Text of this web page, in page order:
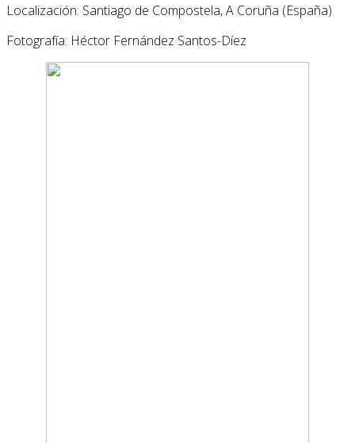
Localización: Santiago de Compostela, A Coruña (España)
Fotografía: Héctor Fernández Santos-Díez